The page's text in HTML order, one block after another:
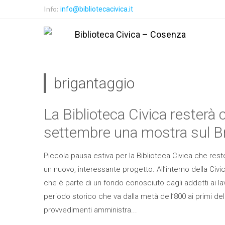
Info: info@bibliotecacivica.it
brigantaggio
La Biblioteca Civica resterà
settembre una mostra sul
Piccola pausa estiva per la Biblioteca Civica che
un nuovo, interessante progetto. All’interno della
che è parte di un fondo conosciuto dagli addetti ai
periodo storico che va dalla metà dell’800 ai primi
provvedimenti amministra...